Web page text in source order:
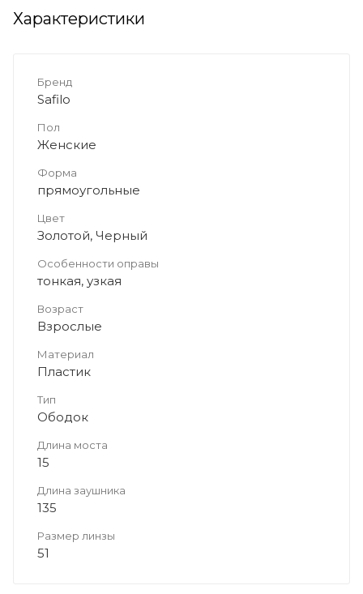
Характеристики
Бренд
Safilo
Пол
Женские
Форма
прямоугольные
Цвет
Золотой, Черный
Особенности оправы
тонкая, узкая
Возраст
Взрослые
Материал
Пластик
Тип
Ободок
Длина моста
15
Длина заушника
135
Размер линзы
51